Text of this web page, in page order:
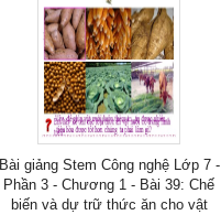
Bài giảng Stem Công nghệ Lớp 7 -
Phần 3 - Chương 1 - Bài 39: Chế
biến và dự trữ thức ăn cho vật